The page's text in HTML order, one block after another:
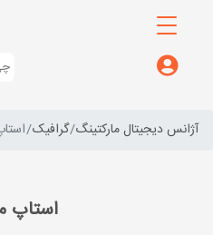
آژانس دیجیتال مارکتینگ گرافیک
استاپ